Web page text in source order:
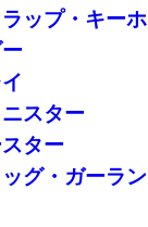
ップ・キーホ
イ
スター
ター
グ・ガーラン